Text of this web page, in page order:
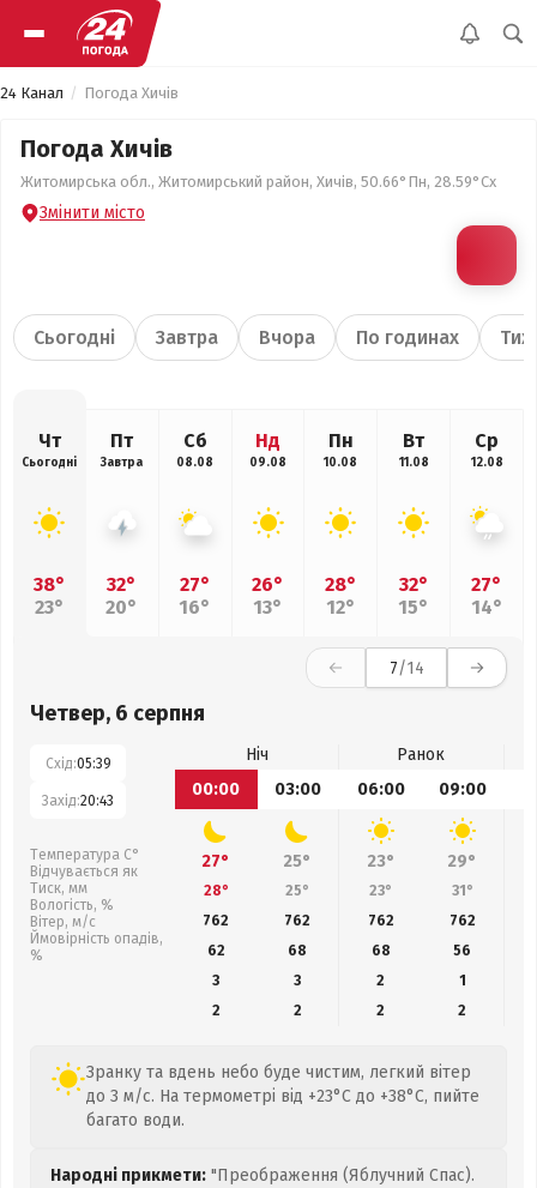
24 Канал Погода Хичів
Погода Хичів
Житомирська обл., Житомирський район, Хичів, 50.66°Пн, 28.59°Сх
Змінити місто
Сьогодні Завтра Вчора По годинах
Чт
Сьогодні
38°
23°
Пт
Завтра
32°
20°
Сб
08.08
27°
16°
Нд
09.08
26°
13°
Пн
10.08
28°
12°
Вт
11.08
32°
15°
Ср
12.08
27°
14°
7/14
Четвер, 6 серпня
Схід:05:39
Захід:20:43
Температура С°
Відчувається як
Тиск, мм
Вологість, %
Вітер, м/с
Ймовірність опадів,
%
Ніч
Ранок
00:00
03:00 06:00 09:00
27° 25° 23° 29°
28° 25° 23° 31°
762
762 762 762
62
68 68
56
3
3 2
1
2
2 2 2
Зранку та вдень небо буде чистим, легкий вітер
до 3 м/с. На термометрі від +23°C до +38°C, пийте
багато води.
Народні прикмети: "Преображення (Яблучний Спас).